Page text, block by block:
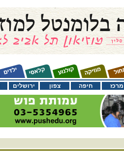
ירושלים צפון חיפה מרכז